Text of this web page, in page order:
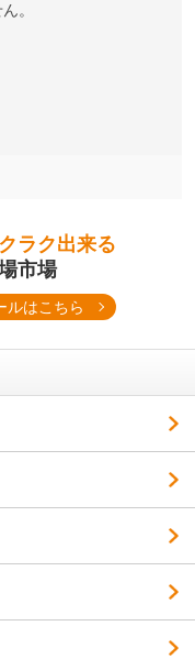
。
ラク出来る
市場
ルはこちら